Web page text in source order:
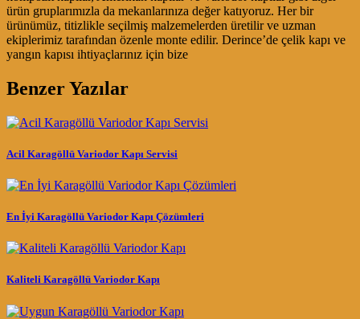
ürün gruplarımızla da mekanlarınıza değer katıyoruz. Her bir
ürünümüz, titizlikle seçilmiş malzemelerden üretilir ve uzman
ekiplerimiz tarafından özenle monte edilir. Derince’de çelik kapı ve
yangın kapısı ihtiyaçlarınız için bize
Benzer Yazılar
Acil Karagöllü Variodor Kapı Servisi
En İyi Karagöllü Variodor Kapı Çözümleri
Kaliteli Karagöllü Variodor Kapı